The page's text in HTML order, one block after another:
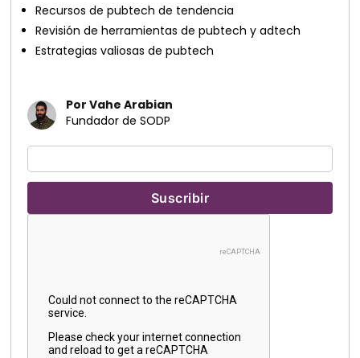
Recursos de pubtech de tendencia
Revisión de herramientas de pubtech y adtech
Estrategias valiosas de pubtech
Por Vahe Arabian
Fundador de SODP